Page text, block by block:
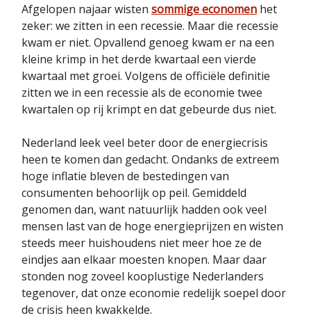
Afgelopen najaar wisten sommige economen het
zeker: we zitten in een recessie. Maar die recessie
kwam er niet. Opvallend genoeg kwam er na een
kleine krimp in het derde kwartaal een vierde
kwartaal met groei. Volgens de officiële definitie
zitten we in een recessie als de economie twee
kwartalen op rij krimpt en dat gebeurde dus niet.
Nederland leek veel beter door de energiecrisis
heen te komen dan gedacht. Ondanks de extreem
hoge inflatie bleven de bestedingen van
consumenten behoorlijk op peil. Gemiddeld
genomen dan, want natuurlijk hadden ook veel
mensen last van de hoge energieprijzen en wisten
steeds meer huishoudens niet meer hoe ze de
eindjes aan elkaar moesten knopen. Maar daar
stonden nog zoveel kooplustige Nederlanders
tegenover, dat onze economie redelijk soepel door
de crisis heen kwakkelde.